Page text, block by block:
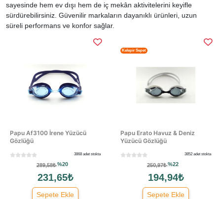
sayesinde hem ev dışı hem de iç mekân aktivitelerini keyifle
sürdürebilirsiniz. Güvenilir markaların dayanıklı ürünleri, uzun
süreli performans ve konfor sağlar.
Papu Af3100 İrene Yüzücü
Gözlüğü
3868 adet stokta
289,58₺%20
231,65₺
Sepete Ekle
Papu Erato Havuz & Deniz
Yüzücü Gözlüğü
Kelepir Sepet
3852 adet stokta
250,97₺%22
194,94₺
Sepete Ekle